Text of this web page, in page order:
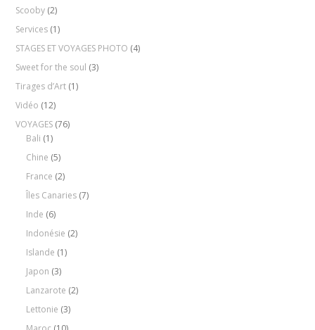
Scooby (2)
Services (1)
STAGES ET VOYAGES PHOTO (4)
Sweet for the soul (3)
Tirages d’Art (1)
Vidéo (12)
VOYAGES (76)
Bali (1)
Chine (5)
France (2)
Îles Canaries (7)
Inde (6)
Indonésie (2)
Islande (1)
Japon (3)
Lanzarote (2)
Lettonie (3)